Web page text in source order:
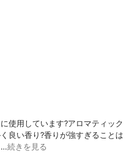
使用しています?アロマティック
良い香り?香りが強すぎることは
…続きを見る